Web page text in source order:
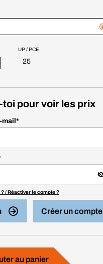
UP / PCE
25
pour voir les prix
*
Mot de passe perdu ? / Réactiver le compte ?
Créer un compte
au panier